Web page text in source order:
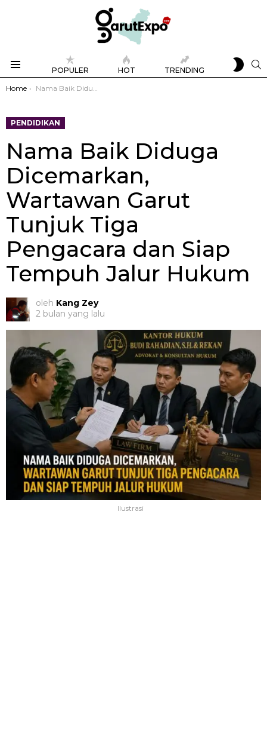
POPULER HOT TRENDING
SKIN
You are here:
Home Nama Baik Diduga Dicemarkan, Wartawan Garut Tunjuk Tiga Pengacara dan Siap Tempuh Jalur Hukum
PENDIDIKAN
Nama Baik Diduga
Dicemarkan,
Wartawan Garut
Tunjuk Tiga
Pengacara dan Siap
Tempuh Jalur Hukum
oleh Kang Zey
2 bulan yang lalu
Ilustrasi